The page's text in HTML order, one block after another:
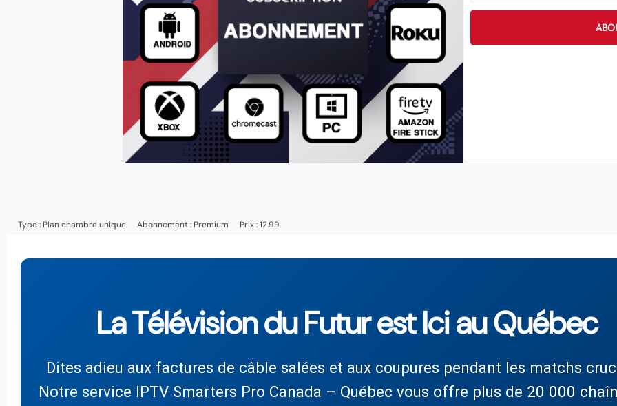
Type : Plan chambre unique Abonnement : Premium Prix : 12.99
La Télévision du Futur est Ici au Québec
Dites adieu aux factures de câble salées et aux coupures pendant les matchs
Notre service IPTV Smarters Pro Canada – Québec vous offre plus de 20 000